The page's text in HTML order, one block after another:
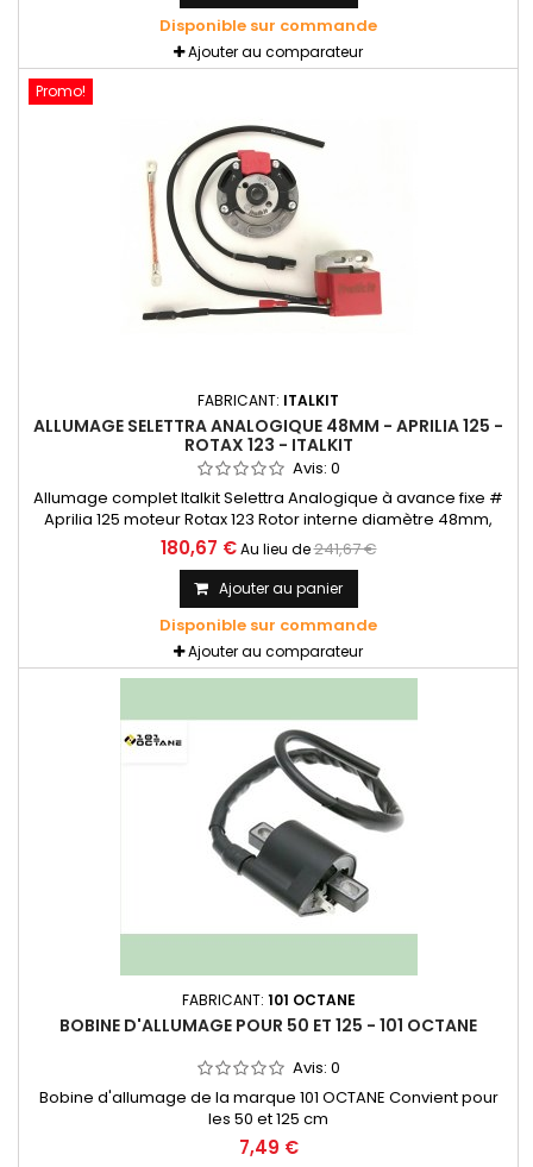
Disponible sur commande
Ajouter au comparateur
Promo!
FABRICANT: ITALKIT
ALLUMAGE SELETTRA ANALOGIQUE 48MM - APRILIA 125 -
ROTAX 123 - ITALKIT
Avis: 0
Allumage complet Italkit Selettra Analogique à avance fixe #
Aprilia 125 moteur Rotax 123 Rotor interne diamètre 48mm,
courbe fixe.
180,67 € Au lieu de241,67 €
Ajouter au panier
Disponible sur commande
Ajouter au comparateur
FABRICANT: 101 OCTANE
BOBINE D'ALLUMAGE POUR 50 ET 125 - 101 OCTANE
Avis: 0
Bobine d'allumage de la marque 101 OCTANE Convient pour
les 50 et 125 cm
7,49 €